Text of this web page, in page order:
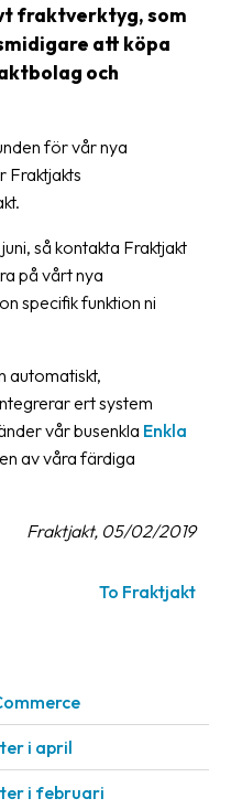
fraktverktyg, som
att köpa
och
för vår nya
Fraktjakts
så kontakta Fraktjakt
på vårt nya
specifik funktion ni
automatiskt,
ert system
vår busenkla Enkla
av våra färdiga
Fraktjakt, 05/02/2019
To Fraktjakt
i april
i februari